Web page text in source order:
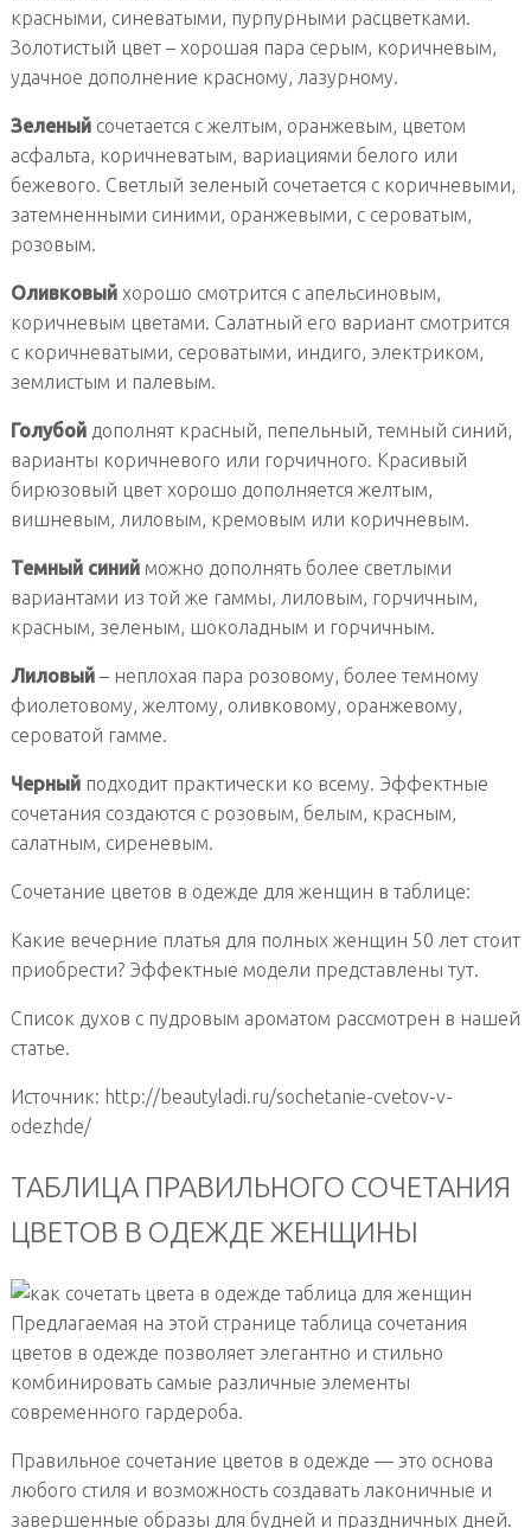
красными, синеватыми, пурпурными расцветками.
Золотистый цвет – хорошая пара серым, коричневым,
удачное дополнение красному, лазурному.
Зеленыйсочетается с желтым, оранжевым, цветом
асфальта, коричневатым, вариациями белого или
бежевого. Светлый зеленый сочетается с коричневыми,
затемненными синими, оранжевыми, с сероватым,
розовым.
Оливковыйхорошо смотрится с апельсиновым,
коричневым цветами. Салатный его вариант смотрится
с коричневатыми, сероватыми, индиго, электриком,
землистым и палевым.
Голубойдополнят красный, пепельный, темный синий,
варианты коричневого или горчичного. Красивый
бирюзовый цвет хорошо дополняется желтым,
вишневым, лиловым, кремовым или коричневым.
Темный синийможно дополнять более светлыми
вариантами из той же гаммы, лиловым, горчичным,
красным, зеленым, шоколадным и горчичным.
Лиловый– неплохая пара розовому, более темному
фиолетовому, желтому, оливковому, оранжевому,
сероватой гамме.
Черныйподходит практически ко всему. Эффектные
сочетания создаются с розовым, белым, красным,
салатным, сиреневым.
Сочетание цветов в одежде для женщин в таблице:
Какие вечерние платья для полных женщин 50 лет стоит
приобрести? Эффектные модели представлены тут.
Список духов с пудровым ароматом рассмотрен в нашей
статье.
Источник: http://beautyladi.ru/sochetanie-cvetov-v-
odezhde/
ТАБЛИЦА ПРАВИЛЬНОГО СОЧЕТАНИЯ
ЦВЕТОВ В ОДЕЖДЕ ЖЕНЩИНЫ
Предлагаемая на этой странице таблица сочетания
цветов в одежде позволяет элегантно и стильно
комбинировать самые различные элементы
современного гардероба.
Правильное сочетание цветов в одежде — это основа
любого стиля и возможность создавать лаконичные и
завершенные образы для будней и праздничных дней.